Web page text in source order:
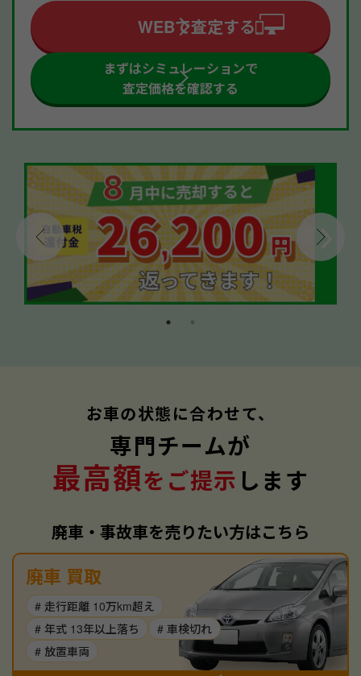
WEBで査定する
まずはシミュレーションで
査定価格を確認する
お車の状態に合わせて、
専門チームが
最高額をご提示 します
廃車・事故車を売りたい方はこちら
廃車 買取
# 走行距離 10万km超え
# 年式 13年以上落ち
# 車検切れ
# 放置車両